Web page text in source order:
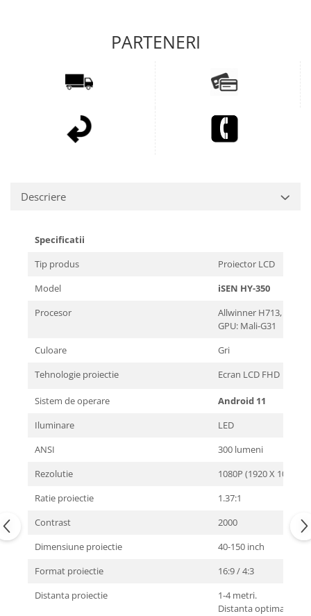
Descriere
Specificatii
Tip produs
Proiector LCD
Model
iSEN HY-350
Procesor
Allwinner H713, ARM
GPU: Mali-G31
Culoare
Gri
Tehnologie proiectie
Ecran LCD FHD
Sistem de operare
Android 11
Iluminare
LED
ANSI
300 lumeni
Rezolutie
1080P (1920 X 1080px)
Ratie proiectie
1.37:1
Contrast
2000
Dimensiune proiectie
40-150 inch
Format proiectie
16:9 / 4:3
Distanta proiectie
1-4 metri.
Distanta optima este